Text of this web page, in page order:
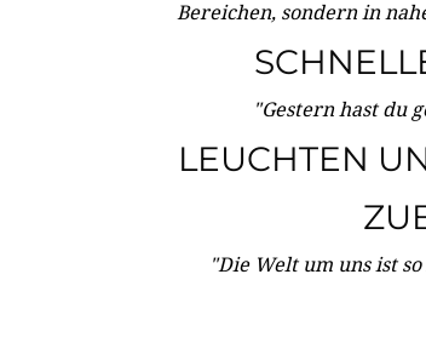
Bereichen, sondern in
"Gestern hast du
LEUCHTEN
"Die Welt um uns ist